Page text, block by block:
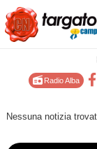
Radio Alba
Nessuna notizia